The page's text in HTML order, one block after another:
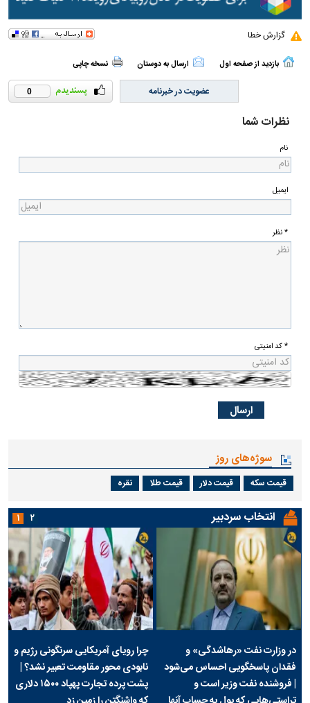
گزارش خطا
بازدید از صفحه اول ارسال به دوستان نسخه چاپی
0 عضویت در خبرنامه
نظرات شما
نام
ایمیل
* نظر
* کد امنیتی
سوژه‌های روز
قیمت سکه قیمت دلار قیمت طلا نقره
انتخاب سردبیر
در وزارت نفت «رهاشدگی» و
فقدان پاسخگویی احساس می‌شود
| فروشنده نفت وزیر است و
چرا رویای آمریکایی سرنگونی رژیم و
نابودی محور مقاومت تعبیر نشد؟ |
پشت پرده تجارت پهپاد‌ ۱۵۰۰ دلاری
۱ ۲